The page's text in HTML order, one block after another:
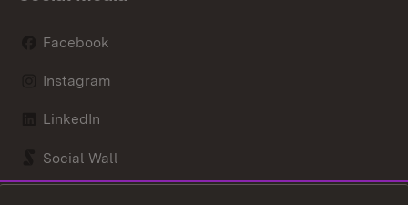
Facebook
Instagram
LinkedIn
Social Wall